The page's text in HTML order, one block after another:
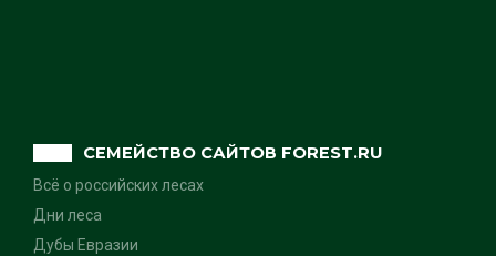
СЕМЕЙСТВО САЙТОВ FOREST.RU
Всё о российских лесах
Дни леса
Дубы Евразии